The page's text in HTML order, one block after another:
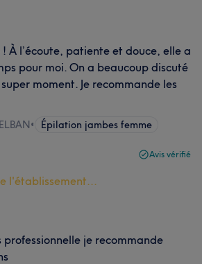
À l’écoute, patiente et douce, elle a
pour moi. On a beaucoup discuté
moment. Je recommande les
• Épilation jambes femme
Avis vérifié
l'établissement...
professionnelle je recommande